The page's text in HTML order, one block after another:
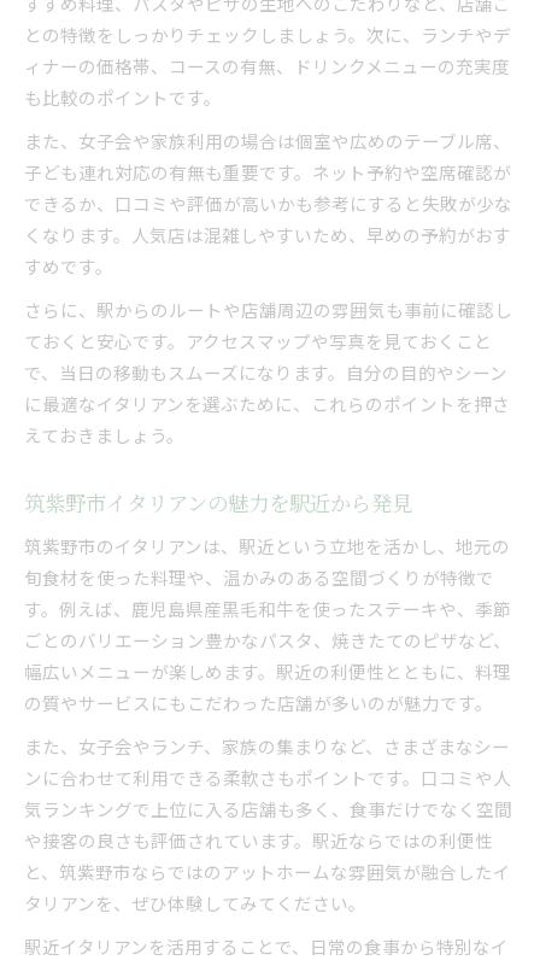
との特徴をしっかりチェックしましょう。次に、ランチやデ
ィナーの価格帯、コースの有無、ドリンクメニューの充実度
も比較のポイントです。
また、女子会や家族利用の場合は個室や広めのテーブル席、
子ども連れ対応の有無も重要です。ネット予約や空席確認が
できるか、口コミや評価が高いかも参考にすると失敗が少な
くなります。人気店は混雑しやすいため、早めの予約がおす
すめです。
さらに、駅からのルートや店舗周辺の雰囲気も事前に確認し
ておくと安心です。アクセスマップや写真を見ておくこと
で、当日の移動もスムーズになります。自分の目的やシーン
に最適なイタリアンを選ぶために、これらのポイントを押さ
えておきましょう。
筑紫野市イタリアンの魅力を駅近から発見
筑紫野市のイタリアンは、駅近という立地を活かし、地元の
旬食材を使った料理や、温かみのある空間づくりが特徴で
す。例えば、鹿児島県産黒毛和牛を使ったステーキや、季節
ごとのバリエーション豊かなパスタ、焼きたてのピザなど、
幅広いメニューが楽しめます。駅近の利便性とともに、料理
の質やサービスにもこだわった店舗が多いのが魅力です。
また、女子会やランチ、家族の集まりなど、さまざまなシー
ンに合わせて利用できる柔軟さもポイントです。口コミや人
気ランキングで上位に入る店舗も多く、食事だけでなく空間
や接客の良さも評価されています。駅近ならではの利便性
と、筑紫野市ならではのアットホームな雰囲気が融合したイ
タリアンを、ぜひ体験してみてください。
駅近イタリアンを活用することで、日常の食事から特別なイ